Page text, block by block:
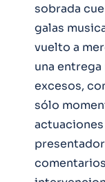
sobrada
galas
vuelto a
una entrega
excesos,
sólo